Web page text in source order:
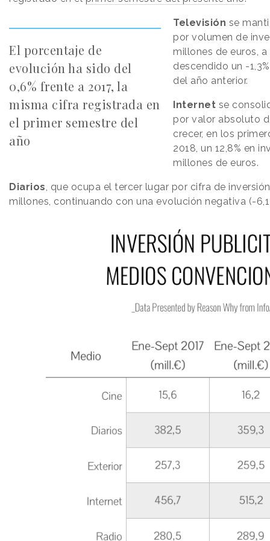
El porcentaje de
evolución ha sido del
0,6% frente a 2017, la
misma cifra registrada en
el primer semestre del
año
Televisión se
por volumen de
millones de euros,
descendido un -
del año anterior.
Internet se
por valor absoluto
crecer, en los
2018, un 12,8% en
millones de euros.
Diarios, que ocupa el tercer lugar por cifra de
millones, continuando con una evolución negativa (-